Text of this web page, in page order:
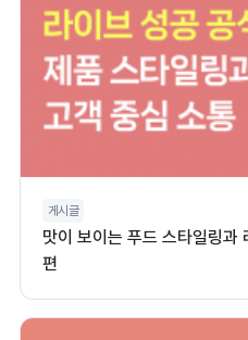
게시글
맛이 보이는 푸드 스타일링과
편